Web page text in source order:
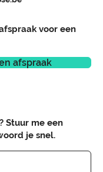
voor een
afspraak
Stuur me een
je snel.